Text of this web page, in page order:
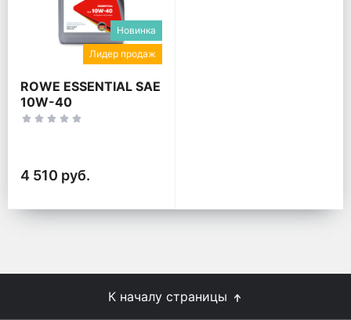
Новинка
Лидер продаж
ROWE ESSENTIAL SAE
10W-40
4 510 руб.
К началу страницы